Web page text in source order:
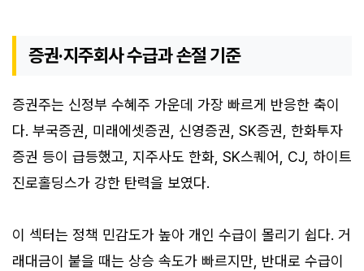
증권·지주회사 수급과 손절 기준
증권주는 신정부 수혜주 가운데 가장 빠르게 반응한 축이
다. 부국증권, 미래에셋증권, 신영증권, SK증권, 한화투자
증권 등이 급등했고, 지주사도 한화, SK스퀘어, CJ, 하이트
진로홀딩스가 강한 탄력을 보였다.
이 섹터는 정책 민감도가 높아 개인 수급이 몰리기 쉽다. 거
래대금이 붙을 때는 상승 속도가 빠르지만, 반대로 수급이